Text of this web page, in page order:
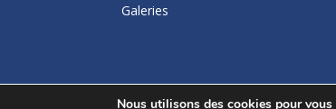
Galeries
Nous utilisons des cookies pour